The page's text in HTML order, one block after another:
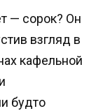
— сорок? Он
взгляд в
кафельной
будто